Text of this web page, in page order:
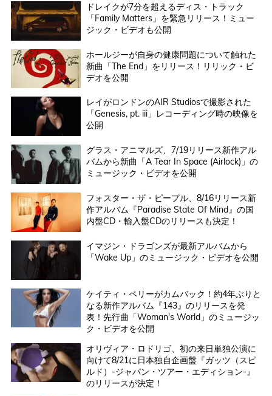
ドレイクが7分を超えるディス・トラック
「Family Matters」を緊急リリース！ミュー
ジック・ビデオも公開
ホールジーが自身の健康問題について触れた
新曲「The End」をリリース！リリック・ビ
デオを公開
レイがロンドンのAIR Studiosで撮影された
「Genesis, pt. iii」レコーディング時の映像を
公開
グラス・アニマルズ、7/19リリース新作アル
バムから新曲「A Tear In Space (Airlock)」の
ミュージック・ビデオを公開
フォスター・ザ・ピープル、8/16リリース新
作アルバム『Paradise State Of Mind』の国
内盤CD・輸入盤CDのリリースも決定！
イマジン・ドラゴンズが最新アルバムから
「Wake Up」のミュージック・ビデオを公開
ケイティ・ペリーがカムバック！約4年ぶりと
なる新作アルバム『143』のリリースを発
表！先行曲「Woman's World」のミュージッ
ク・ビデオを公開
オリヴィア・ロドリゴ、初の来日単独公演に
向けて8/21に日本独自企画盤『ガッツ（スピ
ルド）-ジャパン・ツアー・エディション-』
のリリースが決定！